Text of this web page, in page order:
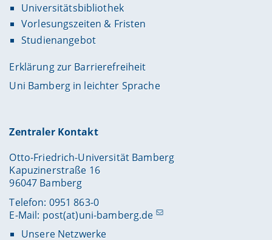
Universitätsbibliothek
Vorlesungszeiten & Fristen
Studienangebot
Erklärung zur Barrierefreiheit
Uni Bamberg in leichter Sprache
Zentraler Kontakt
Otto-Friedrich-Universität Bamberg
Kapuzinerstraße 16
96047 Bamberg
Telefon: 0951 863-0
E-Mail: post(at)uni-bamberg.de
Unsere Netzwerke